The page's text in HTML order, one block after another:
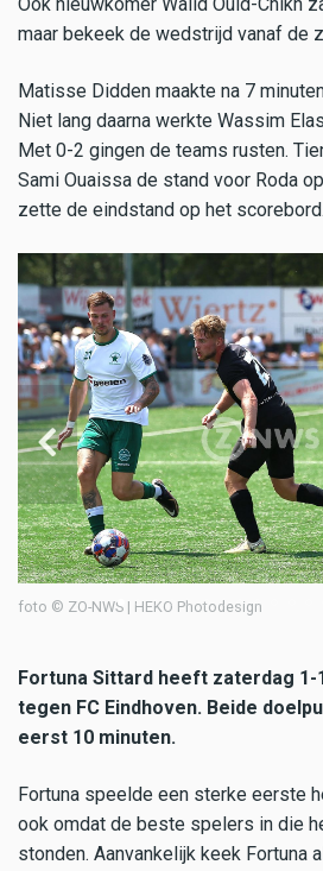
maar bekeek de wedstrijd vanaf de
Matisse Didden maakte na 7
Niet lang daarna werkte Wassim
Met 0-2 gingen de teams rusten.
Sami Ouaissa de stand voor Roda
zette de eindstand op het scorebord.
foto © ZO-NWS | HEKO Photodesign
Fortuna Sittard heeft zaterdag
tegen FC Eindhoven. Beide
eerst 10 minuten.
Fortuna speelde een sterke eerste
ook omdat de beste spelers in die
stonden. Aanvankelijk keek Fortuna